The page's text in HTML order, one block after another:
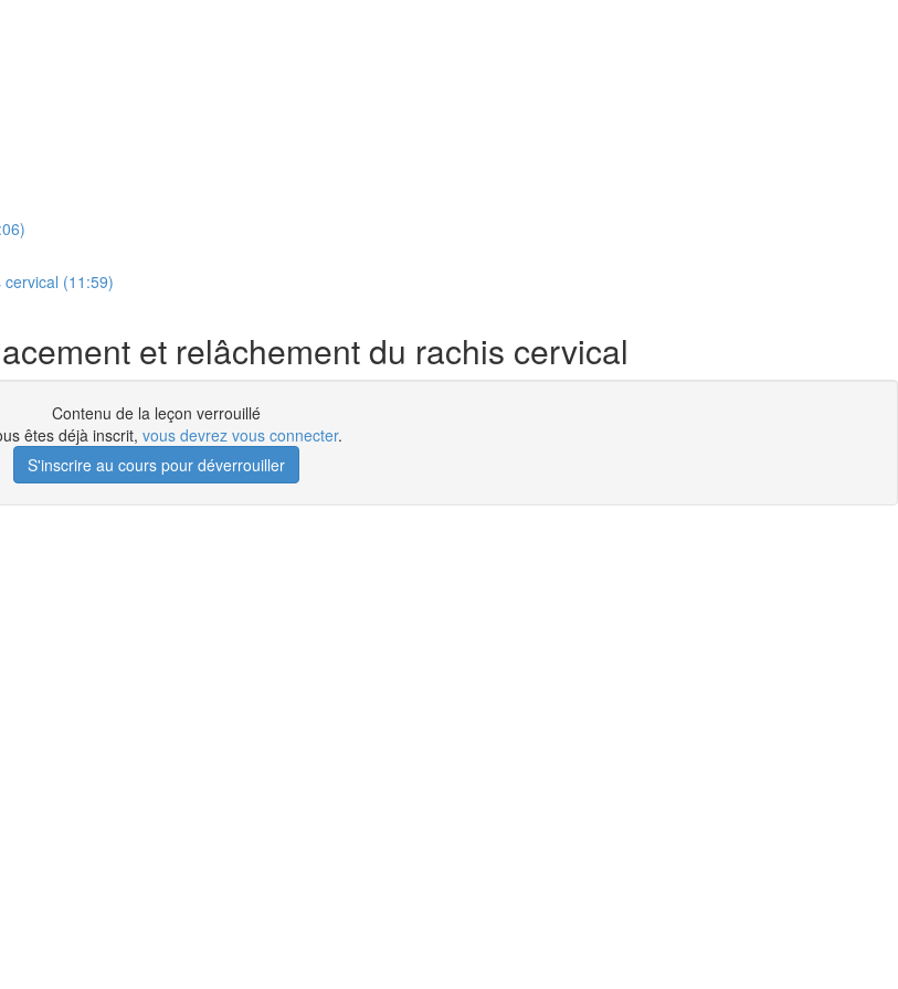
(11:59)
et relâchement du rachis cervical
Contenu de la leçon verrouillé
êtes déjà inscrit, vous devrez vous connecter.
S'inscrire au cours pour déverrouiller